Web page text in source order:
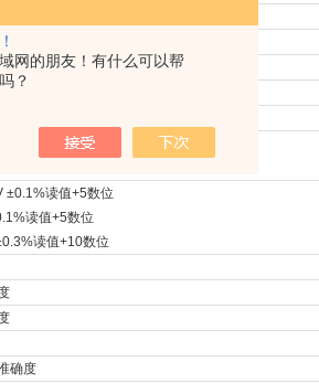
网的朋友！有什么可以帮
？
读值+3数位
读值+4数位
±0.1%读值+5数位
读值+5数位
读值+10数位
确度